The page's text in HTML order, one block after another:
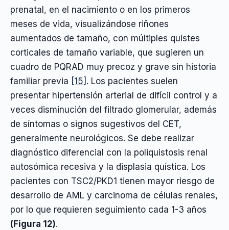
prenatal, en el nacimiento o en los primeros
meses de vida, visualizándose riñones
aumentados de tamaño, con múltiples quistes
corticales de tamaño variable, que sugieren un
cuadro de PQRAD muy precoz y grave sin historia
familiar previa [15] . Los pacientes suelen
presentar hipertensión arterial de difícil control y a
veces disminución del filtrado glomerular, además
de síntomas o signos sugestivos del CET,
generalmente neurológicos. Se debe realizar
diagnóstico diferencial con la poliquistosis renal
autosómica recesiva y la displasia quística. Los
pacientes con TSC2/PKD1 tienen mayor riesgo de
desarrollo de AML y carcinoma de células renales,
por lo que requieren seguimiento cada 1-3 años
(Figura 12).